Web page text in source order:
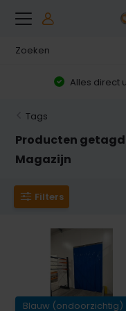
Alles direct
Tags
Producten
Magazijn
Filters
Blauw (ondoorzichtig)